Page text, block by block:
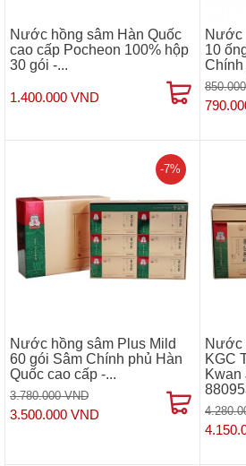
Nước hồng sâm Hàn Quốc
cao cấp Pocheon 100% hộp
30 gói -...
1.400.000 VND
Nước
10
Chính
Nước hồng sâm Plus Mild
60 gói Sâm Chính phủ Hàn
Quốc cao cấp -...
3.780.000 VND
3.500.000 VND
-7%
Nước
KGC
Kwan